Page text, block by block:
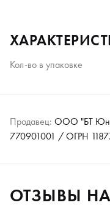
Кол-во в упаковке
Продавец: ООО "БТ
770901001 / ОГРН
ОТЗЫВЫ НА